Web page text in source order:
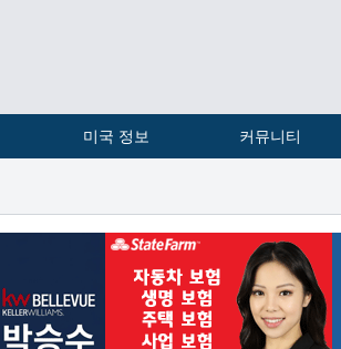
미국 정보 커뮤니티